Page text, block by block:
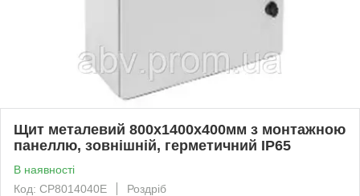
Щит металевий 800х1400х400мм з монтажною
панеллю, зовнішній, герметичний IP65
В наявності
Код: CP8014040E
Роздріб